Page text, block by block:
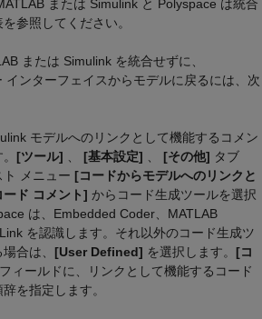
または Simulink と Polyspace は統合
参照してください。
または Simulink を統合せずに、
インターフェイスからモデルに戻るには、次
モデルへのリンクとして機能するコメン
[ツール] [基本設定] [その他] タブ
メニュー [コードからモデルへのリンクと
ード コメント] からコード生成ツールを選択
は、Embedded Coder、 MATLAB
を認識します。それ以外のコード生成ツ
合は、 [User Defined] を選択します。 [コ
フィールドに、リンクとして機能するコード
を指定します。